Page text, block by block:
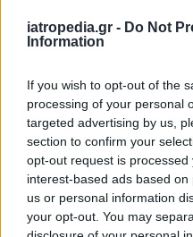
iatropedia.gr - Do Not
Information
If you wish to opt-out of the
processing of your personal
targeted advertising by us,
section to confirm your
opt-out request is
interest-based ads based
us or personal information
your opt-out. You may
ΕΙΔΗΣΕΙΣ 06
ΕΟΔΥ: Σε χαμηλά επίπεδα
ΕΙΔΗΣΕΙΣ 06